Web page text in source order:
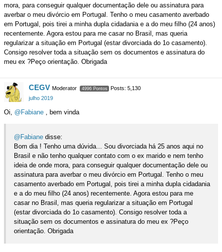
mora, para conseguir qualquer documentação dele ou assinatura para
averbar o meu divórcio em Portugal. Tenho o meu casamento averbado
em Portugal, pois tirei a minha dupla cidadania e a do meu filho (24 anos)
recentemente. Agora estou para me casar no Brasil, mas queria
regularizar a situação em Portugal (estar divorciada do 1o casamento).
Consigo resolver toda a situação sem os documentos e assinatura do
meu ex ?Peço orientação. Obrigada
CEGV Moderator 4996 Pontos
Posts: 5,130
julho 2019
Oi, @Fabiane , bem vinda
@Fabiane disse:
Bom dia ! Tenho uma dúvida... Sou divorciada há 25 anos aqui no
Brasil e não tenho qualquer contato com o ex marido e nem tenho
ideia de onde mora, para conseguir qualquer documentação dele ou
assinatura para averbar o meu divórcio em Portugal. Tenho o meu
casamento averbado em Portugal, pois tirei a minha dupla cidadania
e a do meu filho (24 anos) recentemente. Agora estou para me
casar no Brasil, mas queria regularizar a situação em Portugal
(estar divorciada do 1o casamento). Consigo resolver toda a
situação sem os documentos e assinatura do meu ex ?Peço
orientação. Obrigada